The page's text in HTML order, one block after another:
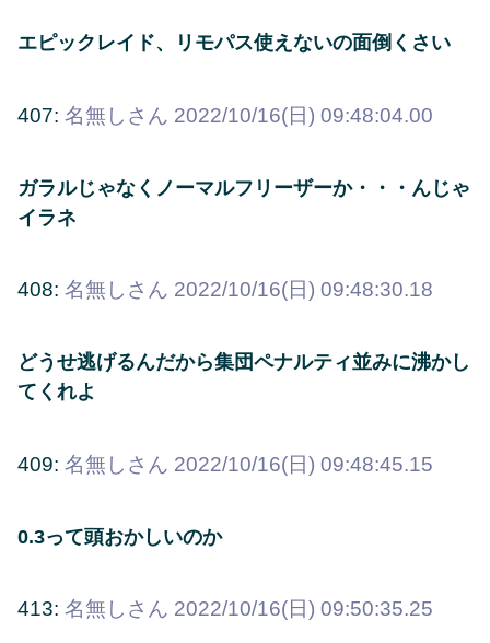
エピックレイド、リモパス使えないの面倒くさい
407: 名無しさん 2022/10/16(日) 09:48:04.00
ガラルじゃなくノーマルフリーザーか・・・んじゃ
イラネ
408: 名無しさん 2022/10/16(日) 09:48:30.18
どうせ逃げるんだから集団ペナルティ並みに沸かし
てくれよ
409: 名無しさん 2022/10/16(日) 09:48:45.15
0.3って頭おかしいのか
413: 名無しさん 2022/10/16(日) 09:50:35.25